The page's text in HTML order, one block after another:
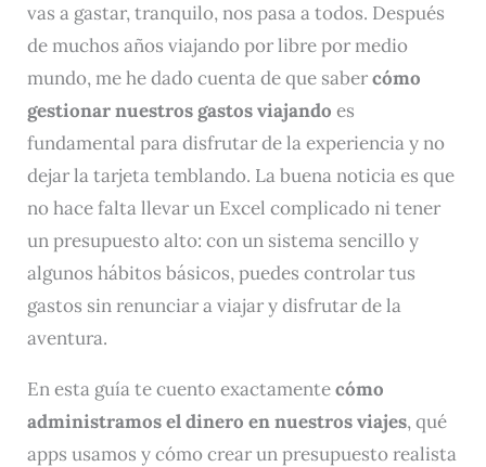
vas a gastar, tranquilo, nos pasa a todos. Después
de muchos años viajando por libre por medio
mundo, me he dado cuenta de que sabercómo
gestionar nuestros gastos viajando es
fundamental para disfrutar de la experiencia y no
dejar la tarjeta temblando. La buena noticia es que
no hace falta llevar un Excel complicado ni tener
un presupuesto alto: con un sistema sencillo y
algunos hábitos básicos, puedes controlar tus
gastos sin renunciar a viajar y disfrutar de la
aventura.
En esta guía te cuento exactamentecómo
administramos el dinero en nuestros viajes, qué
apps usamos y cómo crear un presupuesto realista